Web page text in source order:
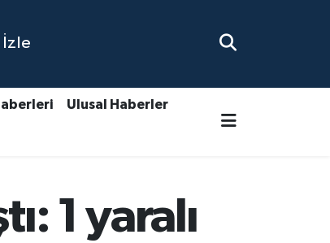
İzle
Ulusal Haberler
1 yaralı